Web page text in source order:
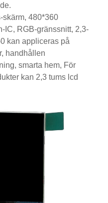
skärm, 480*360
IC, RGB-gränssnitt, 2,3-
kan appliceras på
handhållen
smarta hem, För
kan 2,3 tums lcd